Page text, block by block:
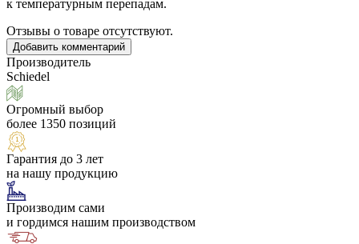
к температурным перепадам.
Отзывы о товаре отсутствуют.
Добавить комментарий
Производитель
Schiedel
Огромный выбор
более 1350 позиций
Гарантия до 3 лет
на нашу продукцию
Производим сами
и гордимся нашим производством